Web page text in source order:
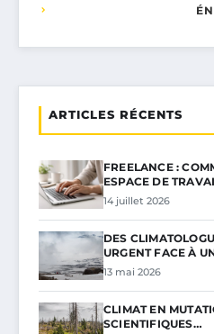
ARTICLES RÉCENTS
FREELANCE :
ESPACE DE
14 juillet 2026
DES
URGENT FACE À
13 mai 2026
CLIMAT EN
SCIENTIFIQUES…